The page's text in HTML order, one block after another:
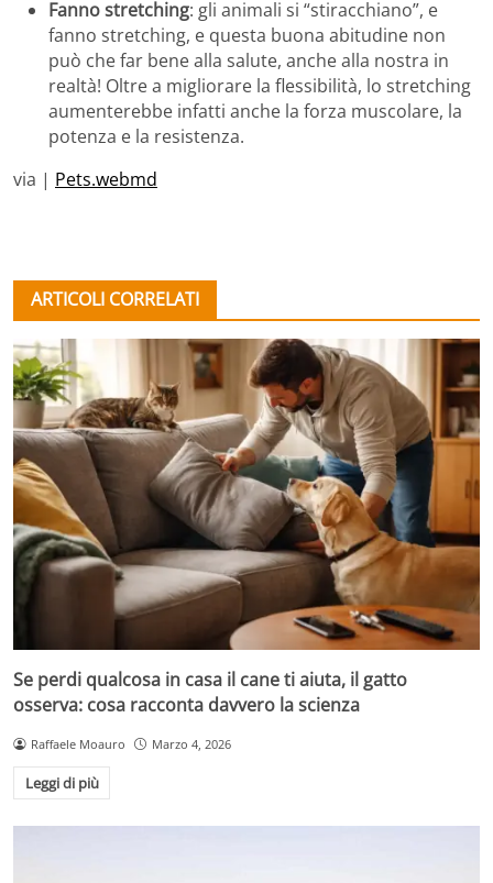
Fanno stretching: gli animali si “stiracchiano”, e
fanno stretching, e questa buona abitudine non
può che far bene alla salute, anche alla nostra in
realtà! Oltre a migliorare la flessibilità, lo stretching
aumenterebbe infatti anche la forza muscolare, la
potenza e la resistenza.
via | Pets.webmd
ARTICOLI CORRELATI
Se perdi qualcosa in casa il cane ti aiuta, il gatto
osserva: cosa racconta davvero la scienza
Raffaele Moauro Marzo 4, 2026
Leggi di più